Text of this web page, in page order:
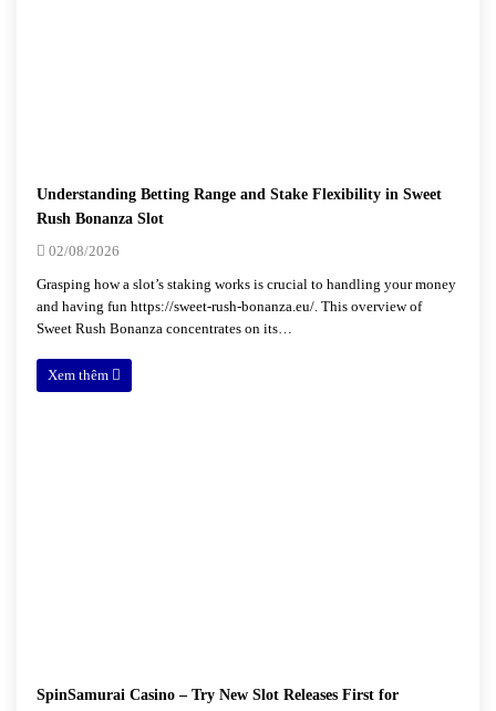
Understanding Betting Range and Stake Flexibility in Sweet
Rush Bonanza Slot
02/08/2026
Grasping how a slot’s staking works is crucial to handling your money
and having fun https://sweet-rush-bonanza.eu/. This overview of
Sweet Rush Bonanza concentrates on its…
Xem thêm
SpinSamurai Casino – Try New Slot Releases First for